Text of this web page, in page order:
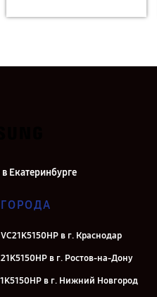
Екатеринбурге
в г. Краснодар
в г. Ростов-на-Дону
в г. Нижний Новгород